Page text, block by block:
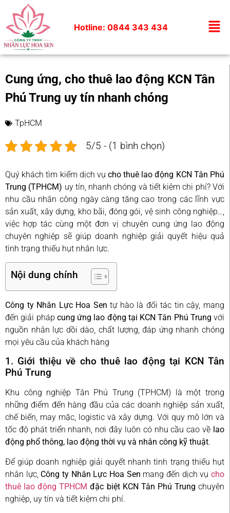
Hotline: 0844 343 434
Cung ứng, cho thuê lao động KCN Tân
Phú Trung uy tín nhanh chóng
TpHCM
5/5 - (1 bình chọn)
Quý khách tìm kiếm dịch vụ cho thuê lao động KCN Tân Phú
Trung (TPHCM) uy tín, nhanh chóng và tiết kiệm chi phí? Với
nhu cầu nhân công ngày càng tăng cao trong các lĩnh vực
sản xuất, xây dựng, kho bãi, đóng gói, vệ sinh công nghiệp…,
việc hợp tác cùng một đơn vị chuyên cung ứng lao động
chuyên nghiệp sẽ giúp doanh nghiệp giải quyết hiệu quả
tình trạng thiếu hụt nhân lực.
Nội dung chính
Công ty Nhân Lực Hoa Sen tự hào là đối tác tin cậy, mang
đến giải pháp cung ứng lao động tại KCN Tân Phú Trung với
nguồn nhân lực dồi dào, chất lượng, đáp ứng nhanh chóng
mọi yêu cầu của khách hàng
1. Giới thiệu về cho thuê lao động tại KCN Tân
Phú Trung
Khu công nghiệp Tân Phú Trung (TPHCM) là một trong
những điểm đến hàng đầu của các doanh nghiệp sản xuất,
chế biến, may mặc, logistic và xây dựng. Với quy mô lớn và
tốc độ phát triển nhanh, nơi đây luôn có nhu cầu cao về lao
động phổ thông, lao động thời vụ và nhân công kỹ thuật.
Để giúp doanh nghiệp giải quyết nhanh tình trạng thiếu hụt
nhân lực, Công ty Nhân Lực Hoa Sen mang đến dịch vụcho
thuê lao động TPHCM đặc biệt KCN Tân Phú Trung chuyên
nghiệp, uy tín và tiết kiệm chi phí.